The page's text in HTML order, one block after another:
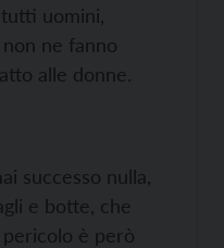
uomini,
ne fanno
alle donne.
successo nulla,
e botte, che
pericolo è però